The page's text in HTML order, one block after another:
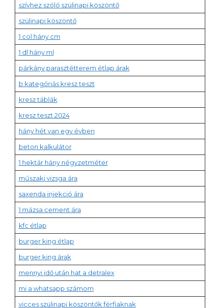
szívhez szóló szülinapi köszöntő
szülinapi köszöntő
1 col hány cm
1 dl hány ml
párkány parasztétterem étlap árak
b kategóriás kresz teszt
kresz táblák
kresz teszt 2024
hány hét van egy évben
beton kalkulátor
1 hektár hány négyzetméter
műszaki vizsga ára
saxenda injekció ára
1 mázsa cement ára
kfc étlap
burger king étlap
burger king árak
mennyi idő után hat a detralex
mi a whatsapp számom
vicces szülinapi köszöntők férfiaknak